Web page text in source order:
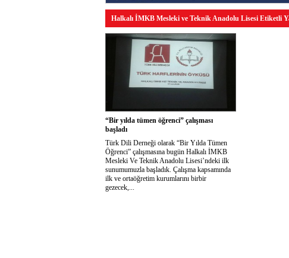
Halkalı İMKB Mesleki ve Teknik Anadolu Lisesi Etiketli
“Bir yılda tümen öğrenci” çalışması
başladı
Türk Dili Derneği olarak “Bir Yılda Tümen
Öğrenci” çalışmasına bugün Halkalı İMKB
Mesleki Ve Teknik Anadolu Lisesi’ndeki ilk
sunumumuzla başladık. Çalışma kapsamında
ilk ve ortaöğretim kurumlarını birbir
gezecek,...